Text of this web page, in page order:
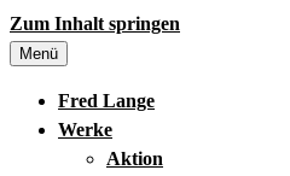
Zum Inhalt springen
Menü
Fred Lange
Werke
Aktion